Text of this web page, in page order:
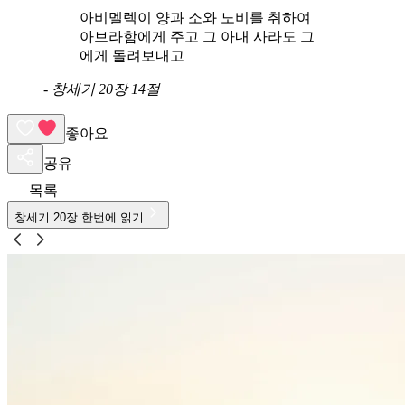
아비멜렉이 양과 소와 노비를 취하여
아브라함에게 주고 그 아내 사라도 그
에게 돌려보내고
- 창세기 20장 14절
좋아요
공유
목록
창세기 20장 한번에 읽기